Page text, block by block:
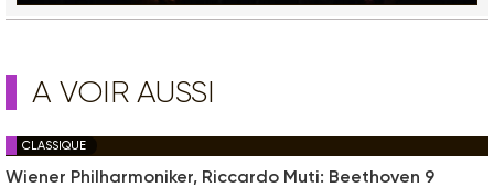
A VOIR AUSSI
CLASSIQUE
Wiener Philharmoniker, Riccardo Muti: Beethoven 9